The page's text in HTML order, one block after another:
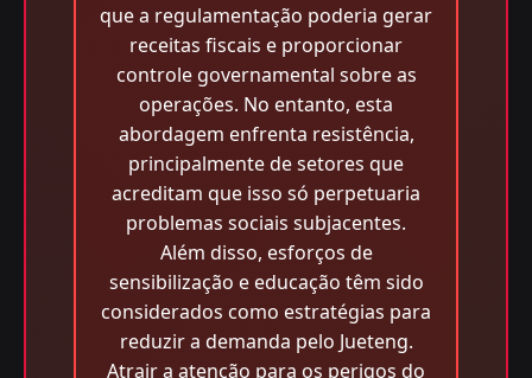
que a regulamentação poderia gerar
receitas fiscais e proporcionar
controle governamental sobre as
operações. No entanto, esta
abordagem enfrenta resistência,
principalmente de setores que
acreditam que isso só perpetuaria
problemas sociais subjacentes.
Além disso, esforços de
sensibilização e educação têm sido
considerados como estratégias para
reduzir a demanda pelo Jueteng.
Atrair a atenção para os perigos do